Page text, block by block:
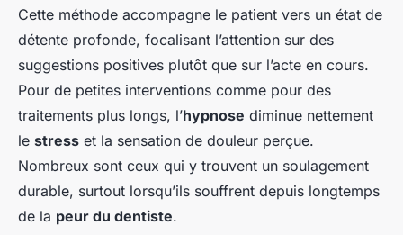
Cette méthode accompagne le patient vers un état de
détente profonde, focalisant l’attention sur des
suggestions positives plutôt que sur l’acte en cours.
Pour de petites interventions comme pour des
traitements plus longs, l’hypnose diminue nettement
le stress et la sensation de douleur perçue.
Nombreux sont ceux qui y trouvent un soulagement
durable, surtout lorsqu’ils souffrent depuis longtemps
de la peur du dentiste.